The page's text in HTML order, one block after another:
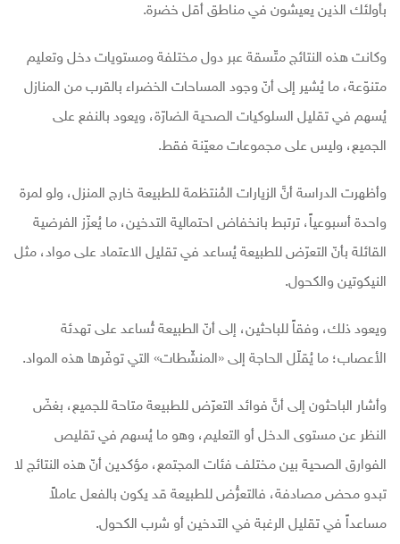
بأولئك الذين يعيشون في مناطق أقل خضرة.
وكانت هذه النتائج متّسقة عبر دول مختلفة ومستويات دخل وتعليم
متنوّعة، ما يُشير إلى أنّ وجود المساحات الخضراء بالقرب من المنازل
يُسهم في تقليل السلوكيات الصحية الضارّة، ويعود بالنفع على
الجميع، وليس على مجموعات معيّنة فقط.
وأظهرت الدراسة أنَّ الزيارات المُنتظمة للطبيعة خارج المنزل، ولو لمرة
واحدة أسبوعياً، ترتبط بانخفاض احتمالية التدخين، ما يُعزّز الفرضية
القائلة بأنّ التعرّض للطبيعة يُساعد في تقليل الاعتماد على مواد، مثل
النيكوتين والكحول.
ويعود ذلك، وفقاً للباحثين، إلى أنّ الطبيعة تُساعد على تهدئة
الأعصاب؛ ما يُقلّل الحاجة إلى «المنشّطات» التي توفّرها هذه المواد.
وأشار الباحثون إلى أنَّ فوائد التعرّض للطبيعة متاحة للجميع، بغضّ
النظر عن مستوى الدخل أو التعليم، وهو ما يُسهم في تقليص
الفوارق الصحية بين مختلف فئات المجتمع، مؤكدين أنّ هذه النتائج لا
تبدو محض مصادفة، فالتعرُّض للطبيعة قد يكون بالفعل عاملاً
مساعداً في تقليل الرغبة في التدخين أو شرب الكحول.